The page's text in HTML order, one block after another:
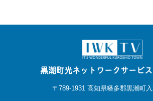
黒潮町光ネットワークサービ
〒789-1931 高知県幡多郡黒潮町